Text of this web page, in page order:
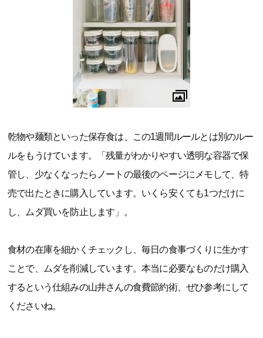
乾物や麺類といった保存食は、この1週間ルールとは別のルー
ルをもうけています。「残量がわかりやすい透明な容器で保
管し、少なくなったらノートの最後のページにメモして、特
売で出たときに購入しています。いくら安くても1つだけに
し、ムダ買いを防止します」。
食材の在庫を細かくチェックし、毎日の食事づくりに生かす
ことで、ムダを削減しています。本当に必要なものだけ購入
するという仕組みの山井さんの食費節約術、ぜひ参考にして
くださいね。